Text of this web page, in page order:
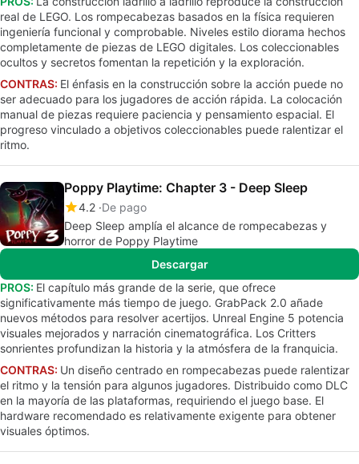
real de LEGO. Los rompecabezas basados en la física requieren
ingeniería funcional y comprobable. Niveles estilo diorama hechos
completamente de piezas de LEGO digitales. Los coleccionables
ocultos y secretos fomentan la repetición y la exploración.
CONTRAS: El énfasis en la construcción sobre la acción puede no
ser adecuado para los jugadores de acción rápida. La colocación
manual de piezas requiere paciencia y pensamiento espacial. El
progreso vinculado a objetivos coleccionables puede ralentizar el
ritmo.
Poppy Playtime: Chapter 3 - Deep Sleep
4.2 De pago
Deep Sleep amplía el alcance de rompecabezas y
horror de Poppy Playtime
Descargar
PROS: El capítulo más grande de la serie, que ofrece
significativamente más tiempo de juego. GrabPack 2.0 añade
nuevos métodos para resolver acertijos. Unreal Engine 5 potencia
visuales mejorados y narración cinematográfica. Los Critters
sonrientes profundizan la historia y la atmósfera de la franquicia.
CONTRAS: Un diseño centrado en rompecabezas puede ralentizar
el ritmo y la tensión para algunos jugadores. Distribuido como DLC
en la mayoría de las plataformas, requiriendo el juego base. El
hardware recomendado es relativamente exigente para obtener
visuales óptimos.